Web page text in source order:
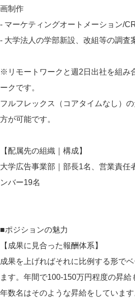
画制作
- マーケティングオートメーション/
- 大学法人の学部新設、改組等の調査
※リモートワークと週2日出社を組み
ークです。
フルフレックス（コアタイムなし）
方が可能です。
【配属先の組織｜構成】
大学広告事業部｜部長1名、営業責任
ンバー19名
■ポジションの魅力
【成果に見合った報酬体系】
成果を上げればそれに比例する形で
ます。年間で100-150万円程度の昇
年数名はそのような昇給をしています